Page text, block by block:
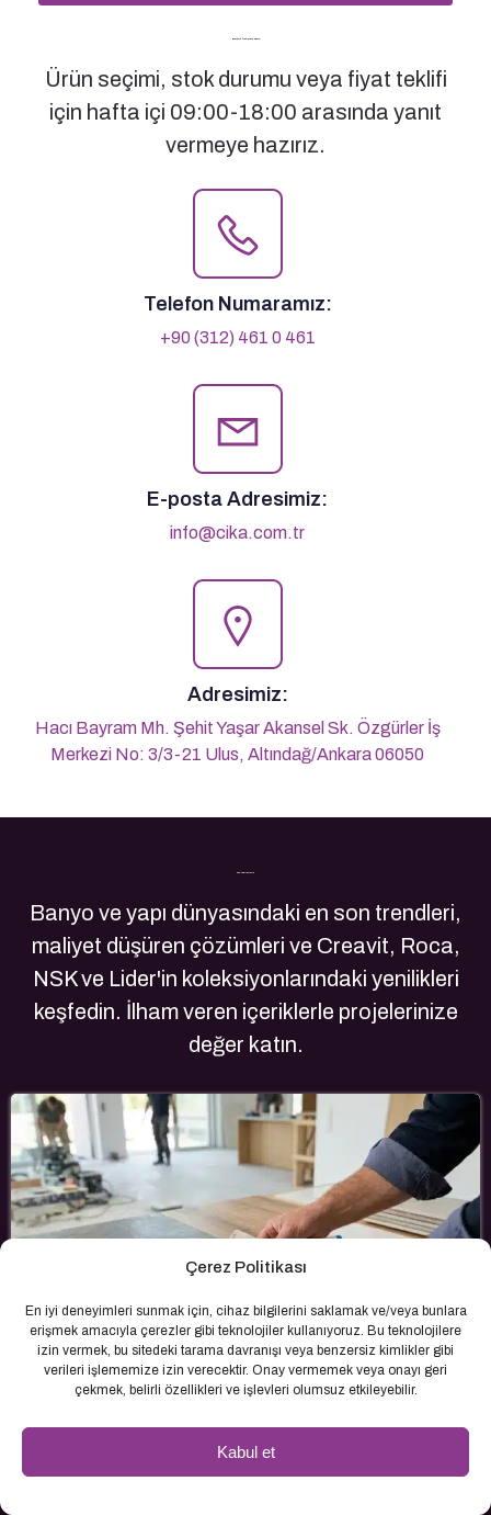
Çerez Politikası
En iyi deneyimleri sunmak için, cihaz bilgilerini saklamak ve/veya bunlara
erişmek amacıyla çerezler gibi teknolojiler kullanıyoruz. Bu teknolojilere
izin vermek, bu sitedeki tarama davranışı veya benzersiz kimlikler gibi
verileri işlememize izin verecektir. Onay vermemek veya onayı geri
çekmek, belirli özellikleri ve işlevleri olumsuz etkileyebilir.
Kabul et
Bizimle İletişime Geçin
Ürün seçimi, stok durumu veya fiyat teklifi
için hafta içi 09:00-18:00 arasında yanıt
vermeye hazırız.
Telefon Numaramız:
+90 (312) 461 0 461
E-posta Adresimiz:
info@cika.com.tr
Adresimiz:
Hacı Bayram Mh. Şehit Yaşar Akansel Sk. Özgürler İş
Merkezi No: 3/3-21 Ulus, Altındağ/Ankara 06050
Son Yazılarımız
Banyo ve yapı dünyasındaki en son trendleri,
maliyet düşüren çözümleri ve Creavit, Roca,
NSK ve Lider'in koleksiyonlarındaki yenilikleri
keşfedin. İlham veren içeriklerle projelerinize
değer katın.
Fuga Renk Seçimi: Projelerde Doğru